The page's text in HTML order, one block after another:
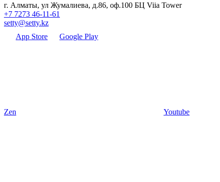
г. Алматы, ул Жумалиева, д.86, оф.100 БЦ Viia Tower
+7 7273 46-11-61
setty@setty.kz
App Store
Google Play
Zen Youtube